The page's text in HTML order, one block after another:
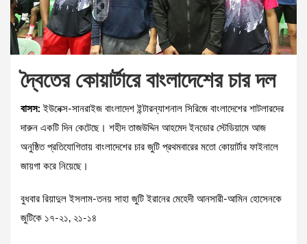
দ্বৈতের কোয়ার্টারে বাংলাদেশের চার দল
বাসস: ইউনেক্স-সানরাইজ বাংলাদেশ ইন্টারন্যাশনাল সিরিজে বাংলাদেশের শাটলারদের
দারুন একটি দিন কেটেছে। শহীদ তাজউদ্দিন আহমেদ ইনডোর স্টেডিয়ামে আজ
অনুষ্ঠিত প্রতিযোগিতায় বাংলাদেশের চার জুটি প্রথমবারের মতো কোয়ার্টার ফাইনালে
জায়গা করে নিয়েছে।
বুধবার রিয়াদুল ইসলাম-তনয় সাহা জুটি ইরানের মেহেদী আনসারী-আমিন হোসেনকে
জুটিকে ১৭-২১, ২১-১৪